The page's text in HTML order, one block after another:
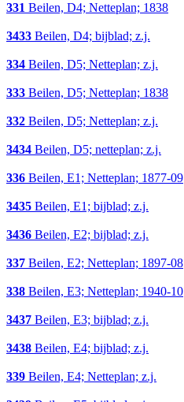
331 Beilen, D4; Netteplan; 1838
3433 Beilen, D4; bijblad; z.j.
334 Beilen, D5; Netteplan; z.j.
333 Beilen, D5; Netteplan; 1838
332 Beilen, D5; Netteplan; z.j.
3434 Beilen, D5; netteplan; z.j.
336 Beilen, E1; Netteplan; 1877-09
3435 Beilen, E1; bijblad; z.j.
3436 Beilen, E2; bijblad; z.j.
337 Beilen, E2; Netteplan; 1897-08
338 Beilen, E3; Netteplan; 1940-10
3437 Beilen, E3; bijblad; z.j.
3438 Beilen, E4; bijblad; z.j.
339 Beilen, E4; Netteplan; z.j.